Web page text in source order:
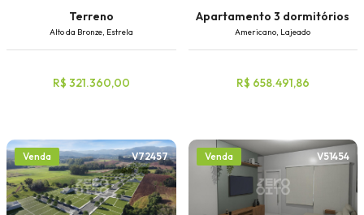
Terreno
Alto da Bronze, Estrela
R$ 321.360,00
Apartamento 3 dormitórios
Americano, Lajeado
R$ 658.491,86
Venda V72457 Venda V51454